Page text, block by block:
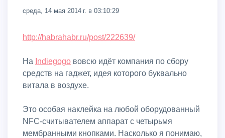
среда, 14 мая 2014 г. в 03:10:29
http://habrahabr.ru/post/222639/
На Indiegogo вовсю идёт компания по сбору
средств на гаджет, идея которого буквально
витала в воздухе.
Это особая наклейка на любой оборудованный
NFC-считывателем аппарат с четырьмя
мембранными кнопками. Насколько я понимаю,